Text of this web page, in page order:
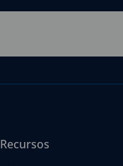
Recursos